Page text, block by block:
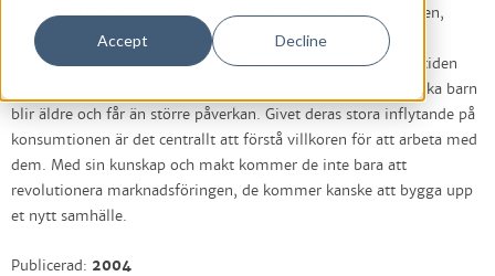
Accept Decline
familjerna och på marknadden. Vad som karakterisärar barnen,
deras erfarenheter och krav på familjer, produkter och
marknadsförare. Avslutningsvis följer en analys av hur framtiden
kan tänkas utvecklas när dessa nya, självsäkra och pragmatiska barn
blir äldre och får än större påverkan. Givet deras stora inflytande på
konsumtionen är det centrallt att förstå villkoren för att arbeta med
dem. Med sin kunskap och makt kommer de inte bara att
revolutionera marknadsföringen, de kommer kanske att bygga upp
et nytt samhälle.
Publicerad: 2004